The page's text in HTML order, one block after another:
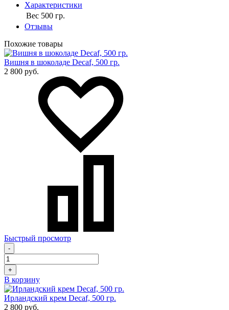
Характеристики
Вес 500 гр.
Отзывы
Похожие товары
Вишня в шоколаде Decaf, 500 гр.
2 800 руб.
Быстрый просмотр
-
+
В корзину
Ирландский крем Decaf, 500 гр.
2 800 руб.